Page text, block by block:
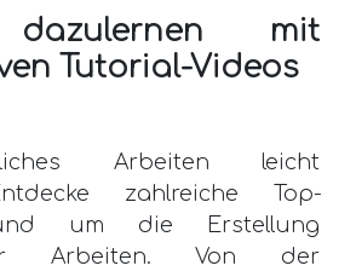
mit
Tutorial-Videos
Arbeiten leicht
zahlreiche Top-
um die Erstellung
Arbeiten. Von der